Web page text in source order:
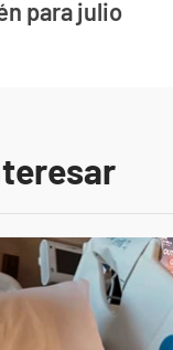
para julio